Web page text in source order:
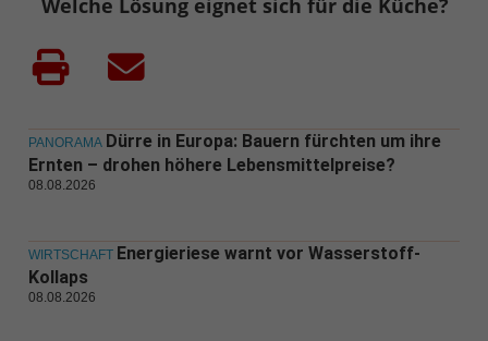
PANORAMA Dürre in Europa: Bauern fürchten um ihre
Ernten – drohen höhere Lebensmittelpreise?
08.08.2026
WIRTSCHAFT Energieriese warnt vor Wasserstoff-
Kollaps
08.08.2026